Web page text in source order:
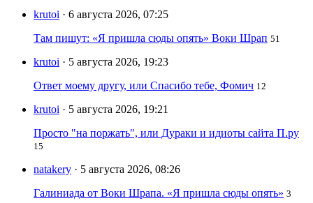
krutoi · 6 августа 2026, 07:25
Там пишут: «Я пришла сюды опять» Воки Шрап 51
krutoi · 5 августа 2026, 19:23
Ответ моему другу, или Спасибо тебе, Фомич 12
krutoi · 5 августа 2026, 19:21
Просто "на поржать", или Дураки и идиоты сайта П.ру
15
natakery · 5 августа 2026, 08:26
Галиниада от Воки Шрапа. «Я пришла сюды опять» 3